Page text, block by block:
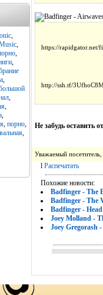
,
,
,
,
,
,
,
,
, порно,
,
https://rapidgator.net/
http://ssh.tf/
Не забудь оставить
Уважаемый
l Распечатать
Похожие новости:
Badfinger - The
Badfinger - The
Badfinger -
Joey Molland -
Joey Gregorash